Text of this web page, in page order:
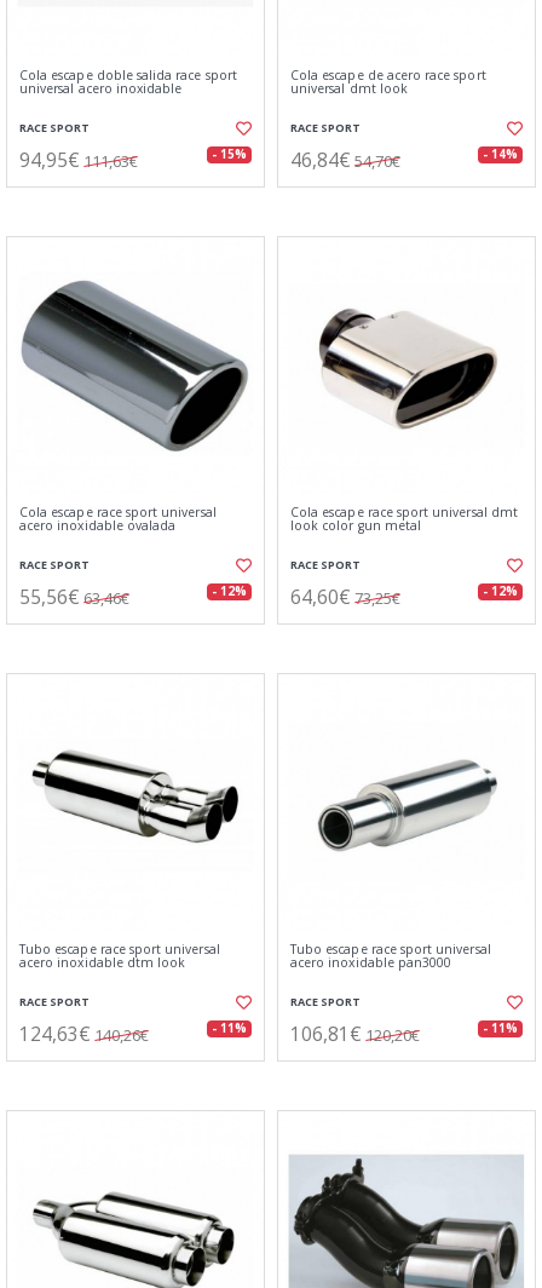
Cola escape doble salida race sport
universal acero inoxidable
RACE SPORT
94,95€ 111,63€ - 15%
Cola escape de acero race sport
universal dmt look
RACE SPORT
46,84€ 54,70€ - 14%
Cola escape race sport universal
acero inoxidable ovalada
RACE SPORT
55,56€ 63,46€ - 12%
Cola escape race sport universal dmt
look color gun metal
RACE SPORT
64,60€ 73,25€ - 12%
Tubo escape race sport universal
acero inoxidable dtm look
RACE SPORT
124,63€ 140,26€ - 11%
Tubo escape race sport universal
acero inoxidable pan3000
RACE SPORT
106,81€ 120,20€ - 11%